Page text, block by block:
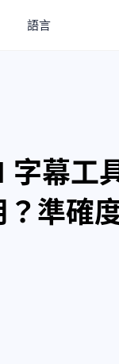
語言
字幕工
準確